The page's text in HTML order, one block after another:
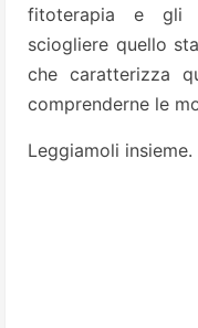
fitoterapia e gli
sciogliere quello
che caratterizza
comprenderne le
Leggiamoli insieme.